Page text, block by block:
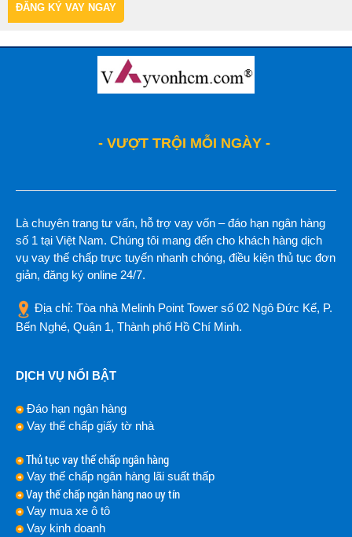
ĐĂNG KÝ VAY NGAY
- VƯỢT TRỘI MỖI NGÀY -
Là chuyên trang tư vấn, hỗ trợ vay vốn – đáo hạn ngân hàng
số 1 tại Việt Nam. Chúng tôi mang đến cho khách hàng dịch
vụ vay thế chấp trực tuyến nhanh chóng, điều kiện thủ tục đơn
giản, đăng ký online 24/7.
Địa chỉ: Tòa nhà Melinh Point Tower số 02 Ngô Đức Kế, P.
Bến Nghé, Quận 1, Thành phố Hồ Chí Minh.
DỊCH VỤ NỔI BẬT
Đáo hạn ngân hàng
Vay thế chấp giấy tờ nhà
Thủ tục vay thế chấp ngân hàng
Vay thế chấp ngân hàng lãi suất thấp
Vay thế chấp ngân hàng nao uy tín
Vay mua xe ô tô
Vay kinh doanh